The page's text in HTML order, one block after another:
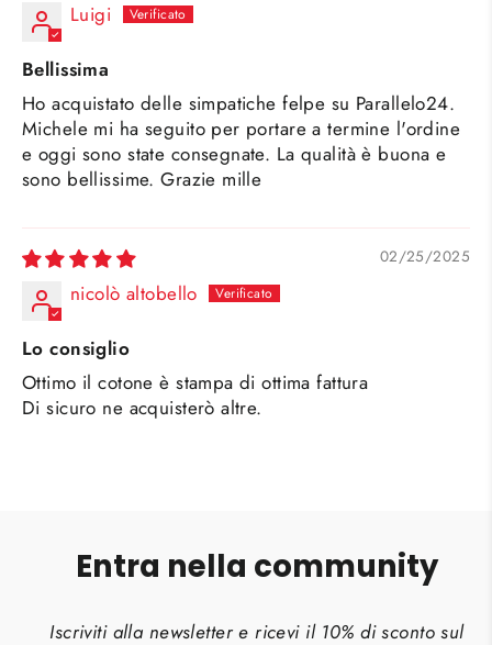
Luigi
Bellissima
Ho acquistato delle simpatiche felpe su Parallelo24.
Michele mi ha seguito per portare a termine l'ordine
e oggi sono state consegnate. La qualità è buona e
sono bellissime. Grazie mille
02/25/2025
nicolò altobello
Lo consiglio
Ottimo il cotone è stampa di ottima fattura
Di sicuro ne acquisterò altre.
Entra nella community
Iscriviti alla newsletter e ricevi il 10% di sconto sul